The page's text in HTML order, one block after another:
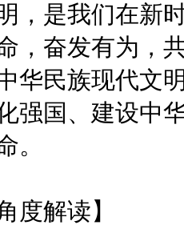
，是我们在新
，奋发有为，
华民族现代文
强国、建设中
。
解读】